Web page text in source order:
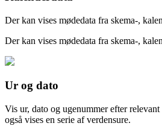
Der kan vises mødedata fra skema-,
Der kan vises mødedata fra skema-,
Ur og dato
Vis ur, dato og ugenummer efter
også vises en serie af verdensure.